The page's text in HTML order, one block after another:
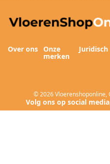
Over ons Onze
merken
Juridisch
© 2026Vloerenshoponline,